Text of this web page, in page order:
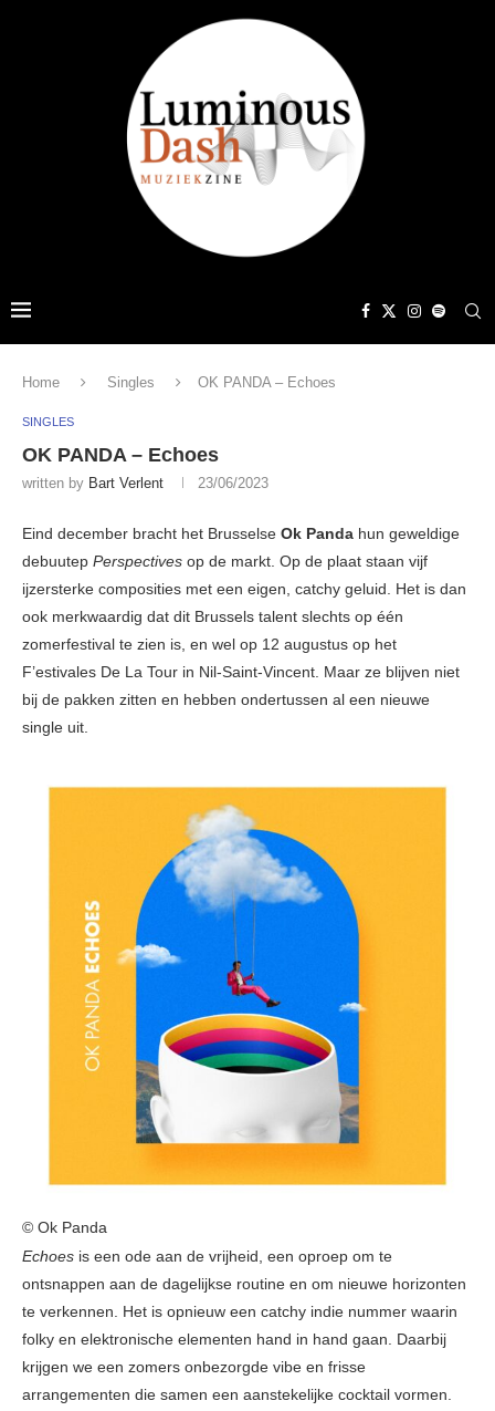
Home Singles OK PANDA – Echoes
SINGLES
OK PANDA – Echoes
written by Bart Verlent 23/06/2023
Eind december bracht het Brusselse Ok Panda hun geweldige
debuutep Perspectives op de markt. Op de plaat staan vijf
ijzersterke composities met een eigen, catchy geluid. Het is dan
ook merkwaardig dat dit Brussels talent slechts op één
zomerfestival te zien is, en wel op 12 augustus op het
F’estivales De La Tour in Nil-Saint-Vincent. Maar ze blijven niet
bij de pakken zitten en hebben ondertussen al een nieuwe
single uit.
© Ok Panda
Echoes is een ode aan de vrijheid, een oproep om te
ontsnappen aan de dagelijkse routine en om nieuwe horizonten
te verkennen. Het is opnieuw een catchy indie nummer waarin
folky en elektronische elementen hand in hand gaan. Daarbij
krijgen we een zomers onbezorgde vibe en frisse
arrangementen die samen een aanstekelijke cocktail vormen.